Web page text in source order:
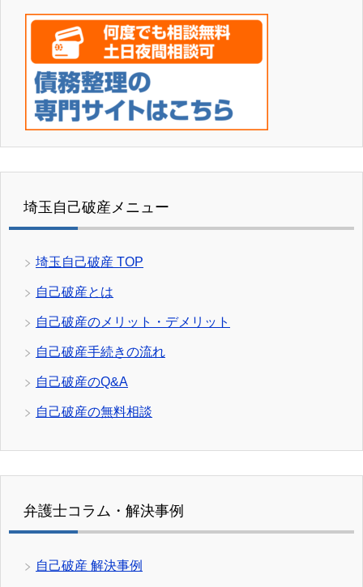
埼玉自己破産メニュー
埼玉自己破産 TOP
自己破産とは
自己破産のメリット・デメリット
自己破産手続きの流れ
自己破産のQ&A
自己破産の無料相談
弁護士コラム・解決事例
自己破産 解決事例